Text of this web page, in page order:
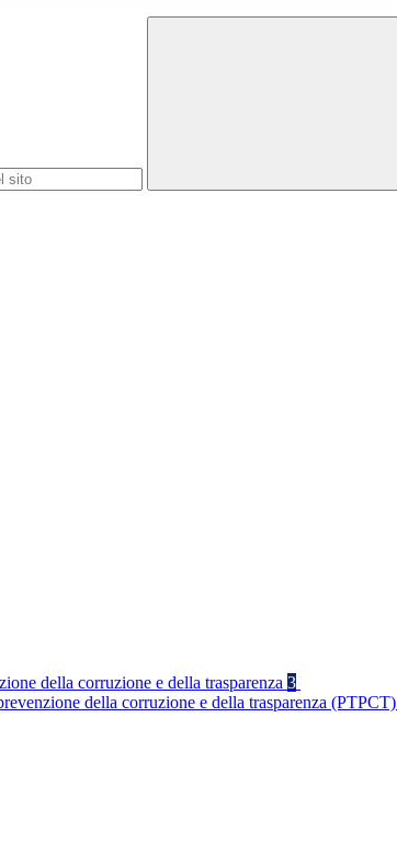
della corruzione e della trasparenza 3
della corruzione e della trasparenza (PTPCT)